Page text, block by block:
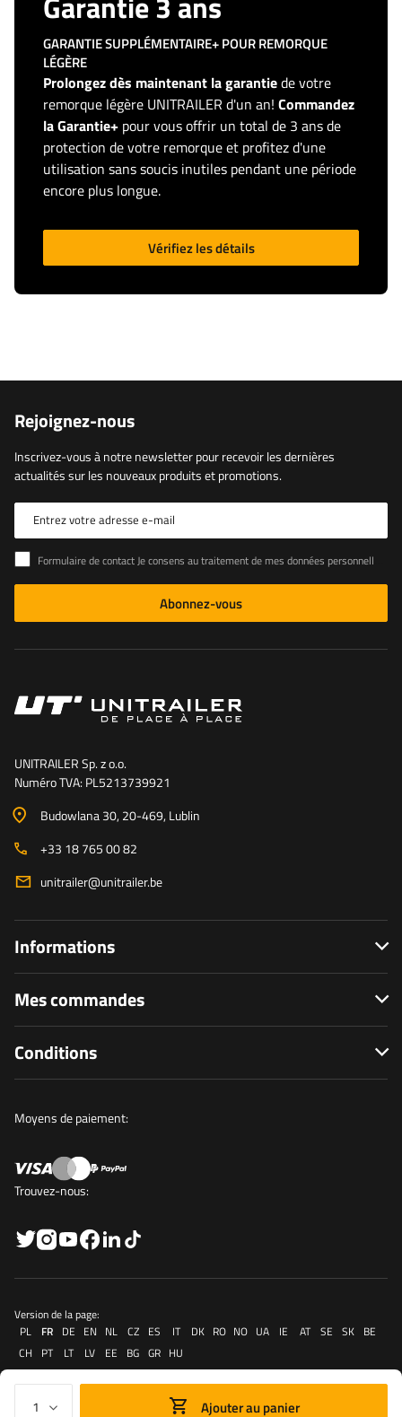
Ajouter au panier
GARANTIE SUPPLÉMENTAIRE+ POUR REMORQUE
LÉGÈRE
Prolongez dès maintenant la garantiede votre
remorque légère UNITRAILER d'un an! Commandez
la Garantie+ pour vous offrir un total de 3 ans de
protection de votre remorque et profitez d'une
utilisation sans soucis inutiles pendant une période
encore plus longue.
Vérifiez les détails
Rejoignez-nous
Inscrivez-vous à notre newsletter pour recevoir les dernières
actualités sur les nouveaux produits et promotions.
Entrez votre adresse e-mail
Formulaire de contact Je consens au traitement de mes données personnelles contenues dans le formulaire de contact conformément au règlement du Parlement européen et du Conseil (UE)
Abonnez-vous
UNITRAILER Sp. z o.o.
Numéro TVA: PL5213739921
Budowlana 30, 20-469, Lublin
+33 18 765 00 82
unitrailer@unitrailer.be
Informations
Mes commandes
Conditions
Moyens de paiement:
Trouvez-nous:
Version de la page:
PL
FR DE EN NL CZ ES IT DK RO NO UA IE AT SE SK BE
CH
PT LT LV EE BG GR HU